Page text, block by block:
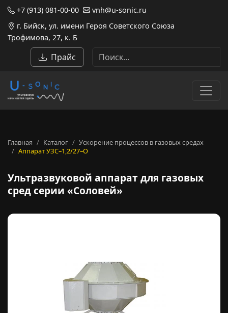
+7 (913) 081-00-00
vnh@u-sonic.ru
г. Бийск, ул. имени Героя Советского Союза
Трофимова, 27, к. Б
Прайс
Главная Каталог
Ускорение процессов в газовых средах
Аппарат УЗС–1,2/27–О
Ультразвуковой аппарат
Ультразвуковой аппарат для газовых
сред серии «Соловей»